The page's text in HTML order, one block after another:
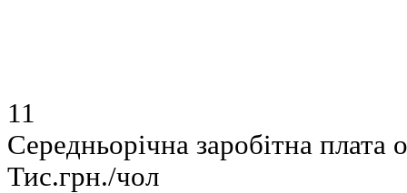
11
Середньорічна заробітна плата
Тис.грн./чол